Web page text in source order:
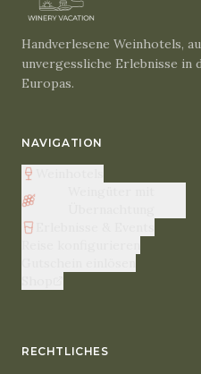
Handverlesene Weinhotels,
unvergessliche Erlebnisse in
Europas.
NAVIGATION
RECHTLICHES